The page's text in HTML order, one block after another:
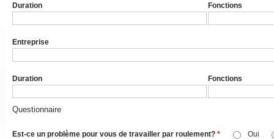
Duration Fonctions
Entreprise
Duration Fonctions
Est-ce un problème pour vous de travailler par roulement? * Oui
Questionnaire